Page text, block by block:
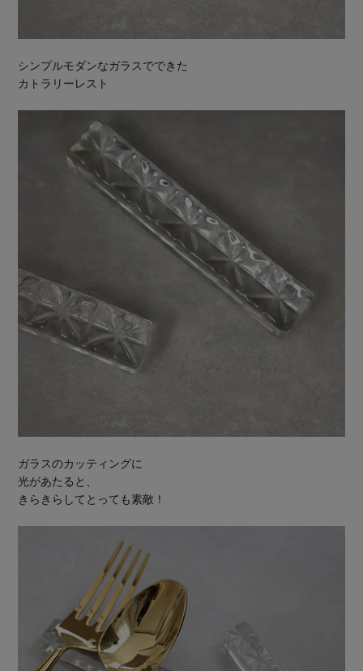
シンプルモダンなガラスでできた
カトラリーレスト
ガラスのカッティングに
光があたると、
きらきらしてとっても素敵！